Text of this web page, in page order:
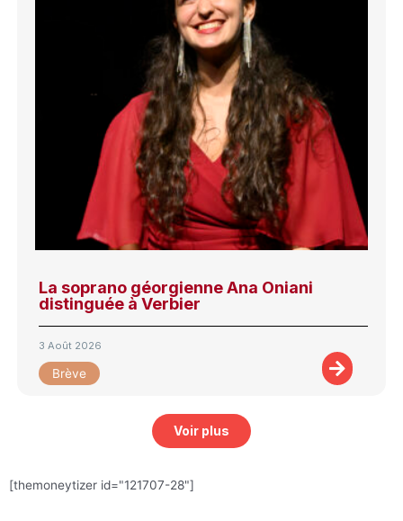
La soprano géorgienne Ana Oniani
distinguée à Verbier
3 Août 2026
Brève
Voir plus
[themoneytizer id="121707-28"]